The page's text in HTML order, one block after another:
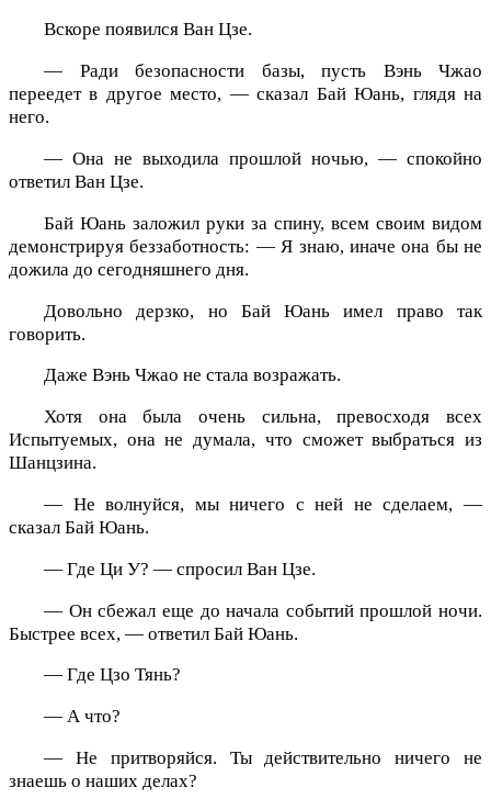
Вскоре появился Ван Цзе.
— Ради безопасности базы, пусть Вэнь Чжао
переедет в другое место, — сказал Бай Юань, глядя на
него.
— Она не выходила прошлой ночью, — спокойно
ответил Ван Цзе.
Бай Юань заложил руки за спину, всем своим видом
демонстрируя беззаботность: — Я знаю, иначе она бы не
дожила до сегодняшнего дня.
Довольно дерзко, но Бай Юань имел право так
говорить.
Даже Вэнь Чжао не стала возражать.
Хотя она была очень сильна, превосходя всех
Испытуемых, она не думала, что сможет выбраться из
Шанцзина.
— Не волнуйся, мы ничего с ней не сделаем, —
сказал Бай Юань.
— Где Ци У? — спросил Ван Цзе.
— Он сбежал еще до начала событий прошлой ночи.
Быстрее всех, — ответил Бай Юань.
— Где Цзо Тянь?
— А что?
— Не притворяйся. Ты действительно ничего не
знаешь о наших делах?